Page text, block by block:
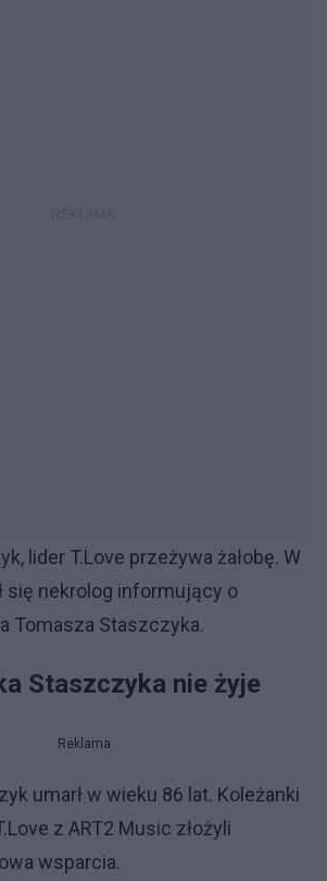
lider T.Love przeżywa żałobę. W
się nekrolog informujący o
Tomasza Staszczyka.
Staszczyka nie żyje
Reklama
umarł w wieku 86 lat. Koleżanki
z ART2 Music złożyli
wsparcia.